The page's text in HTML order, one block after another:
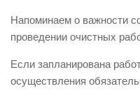
Контакты
Вакансии
Напоминаем о важности
проведении очистных
Если запланирована
осуществления